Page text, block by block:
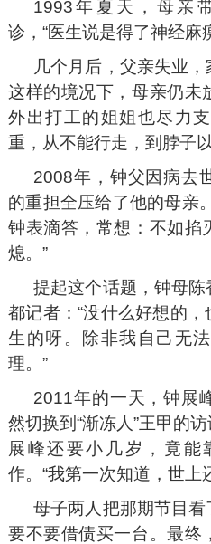
1993年夏天，母亲
诊，“医生说是得了神经
几个月后，父亲失业
这样的境况下，母亲仍未
外出打工的姐姐也尽力
重，从不能行走，到脖子
2008年，钟父因病去
的重担全压给了他的母亲
钟表滴答，常想：不如掐
熄。”
提起这个话题，钟母
都记者：“没什么好想的
生的呀。除非我自己无
理。”
2011年的一天，钟展
然切换到“渐冻人”王甲的
展峰还要小几岁，竟能
作。“我第一次知道，世上
母子两人把那期节目看
要不要借债买一台。最终